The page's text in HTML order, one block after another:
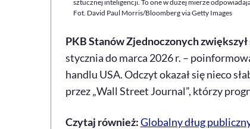
sztucznej inteligencji. To one w dużej mierze
Fot. David Paul Morris/Bloomberg via Getty Images
PKB Stanów Zjednoczonych
stycznia do marca 2026 r. –
handlu USA. Odczyt okazał się nieco
przez „Wall Street Journal”, którzy
Czytaj również:Globalny dług